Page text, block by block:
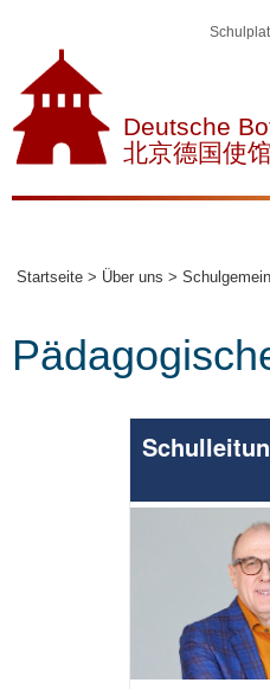
Deutsche
北京德国使
Startseite > Über uns >